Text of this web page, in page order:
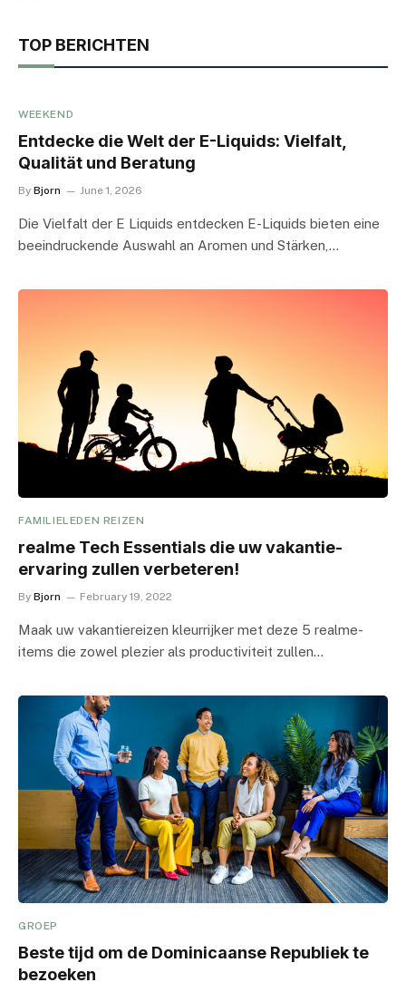
TOP BERICHTEN
WEEKEND
Entdecke die Welt der E-Liquids: Vielfalt,
Qualität und Beratung
By Bjorn June 1, 2026
Die Vielfalt der E Liquids entdecken E-Liquids bieten eine
beeindruckende Auswahl an Aromen und Stärken,…
FAMILIELEDEN REIZEN
realme Tech Essentials die uw vakantie-
ervaring zullen verbeteren!
By Bjorn February 19, 2022
Maak uw vakantiereizen kleurrijker met deze 5 realme-
items die zowel plezier als productiviteit zullen…
GROEP
Beste tijd om de Dominicaanse Republiek te
bezoeken